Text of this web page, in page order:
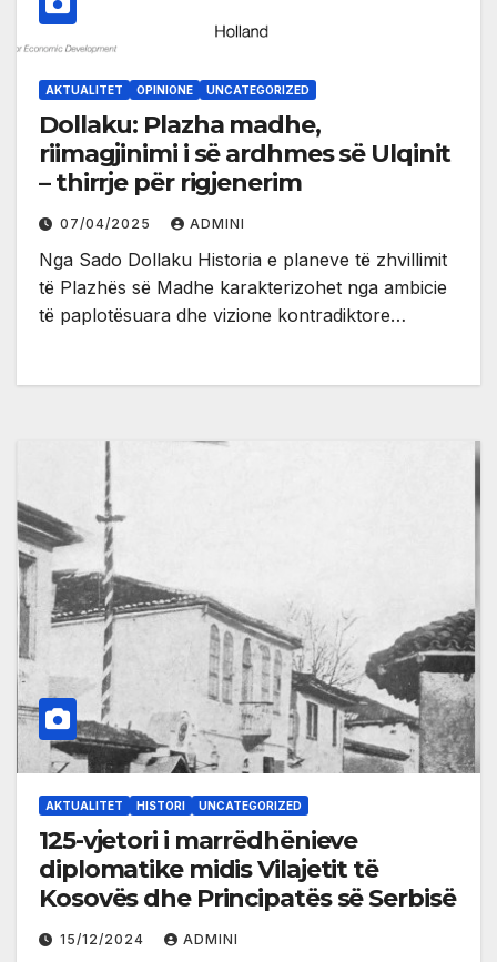
AKTUALITET OPINIONE UNCATEGORIZED
Dollaku: Plazha madhe,
riimagjinimi i së ardhmes së Ulqinit
– thirrje për rigjenerim
07/04/2025 ADMINI
Nga Sado Dollaku Historia e planeve të zhvillimit
të Plazhës së Madhe karakterizohet nga ambicie
të paplotësuara dhe vizione kontradiktore…
AKTUALITET HISTORI UNCATEGORIZED
125-vjetori i marrëdhënieve
diplomatike midis Vilajetit të
Kosovës dhe Principatës së Serbisë
15/12/2024 ADMINI